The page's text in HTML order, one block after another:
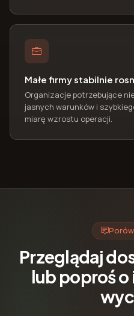
Małe firmy stabilnie
Organizacje potrzebujące
jasnych warunków i
miarę wzrostu operacji.
Przeglądaj
lub poproś